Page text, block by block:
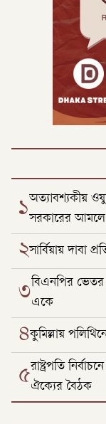
১অত্যাবশ্যকীয়
সরকারের আমলে
২সার্বিয়ায় দাবা
৩বিএনপির ভেতর
একে
৪কুমিল্লায়
৫রাষ্ট্রপতি নির্বাচনে
ঐক্যের বৈঠক